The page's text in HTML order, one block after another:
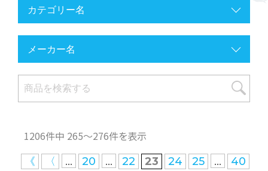
1206件中 265〜276件を表示
《 〈 ... 20 ... 22 23 24 25 ...
40